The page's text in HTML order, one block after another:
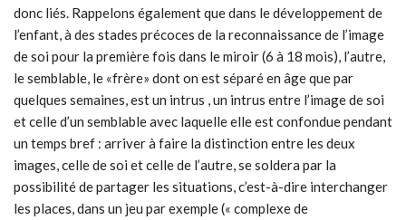
donc liés. Rappelons également que dans le développement de
l’enfant, à des stades précoces de la reconnaissance de l’image
de soi pour la première fois dans le miroir (6 à 18 mois), l’autre,
le semblable, le «frère» dont on est séparé en âge que par
quelques semaines, est un intrus , un intrus entre l’image de soi
et celle d’un semblable avec laquelle elle est confondue pendant
un temps bref : arriver à faire la distinction entre les deux
images, celle de soi et celle de l’autre, se soldera par la
possibilité de partager les situations, c’est-à-dire interchanger
les places, dans un jeu par exemple (« complexe de